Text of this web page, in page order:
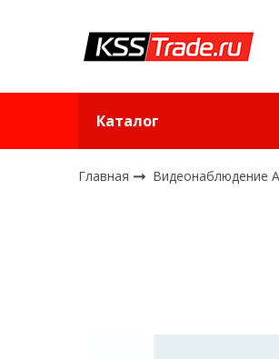
Каталог
Главная Видеонаблюдение